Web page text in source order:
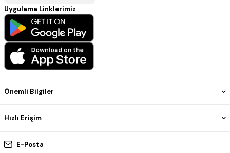
E-Posta
Önemli Bilgiler
Hızlı Erişim
Uygulama Linklerimiz